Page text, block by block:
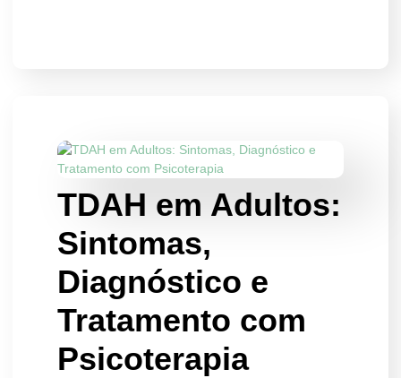
TDAH em Adultos:
Sintomas,
Diagnóstico e
Tratamento com
Psicoterapia